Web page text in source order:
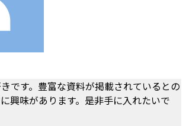
です。豊富な資料が掲載されているとの
興味があります。是非手に入れたいで